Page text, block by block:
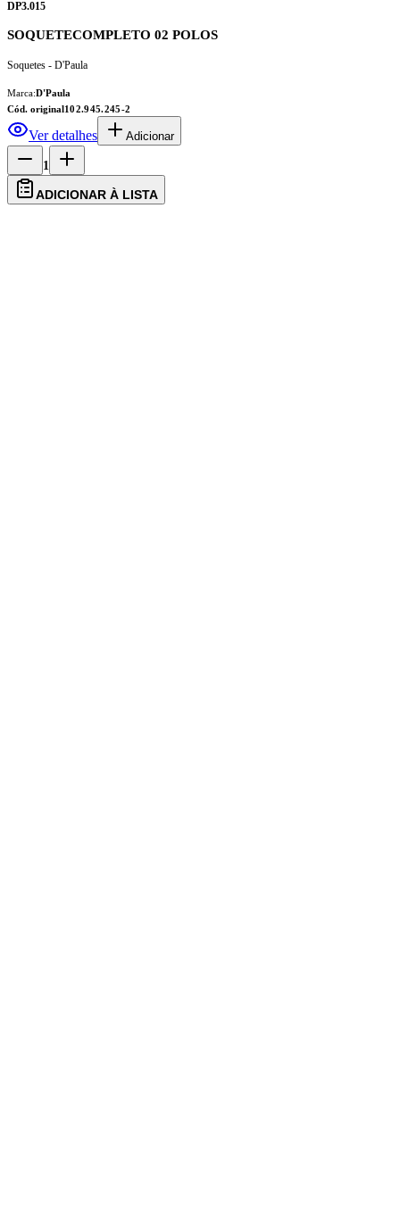
DP3.015
SOQUETECOMPLETO 02 POLOS
Soquetes - D'Paula
Marca:D'Paula
Cód. original102.945.245-2
Ver detalhes Adicionar
1
ADICIONAR À LISTA